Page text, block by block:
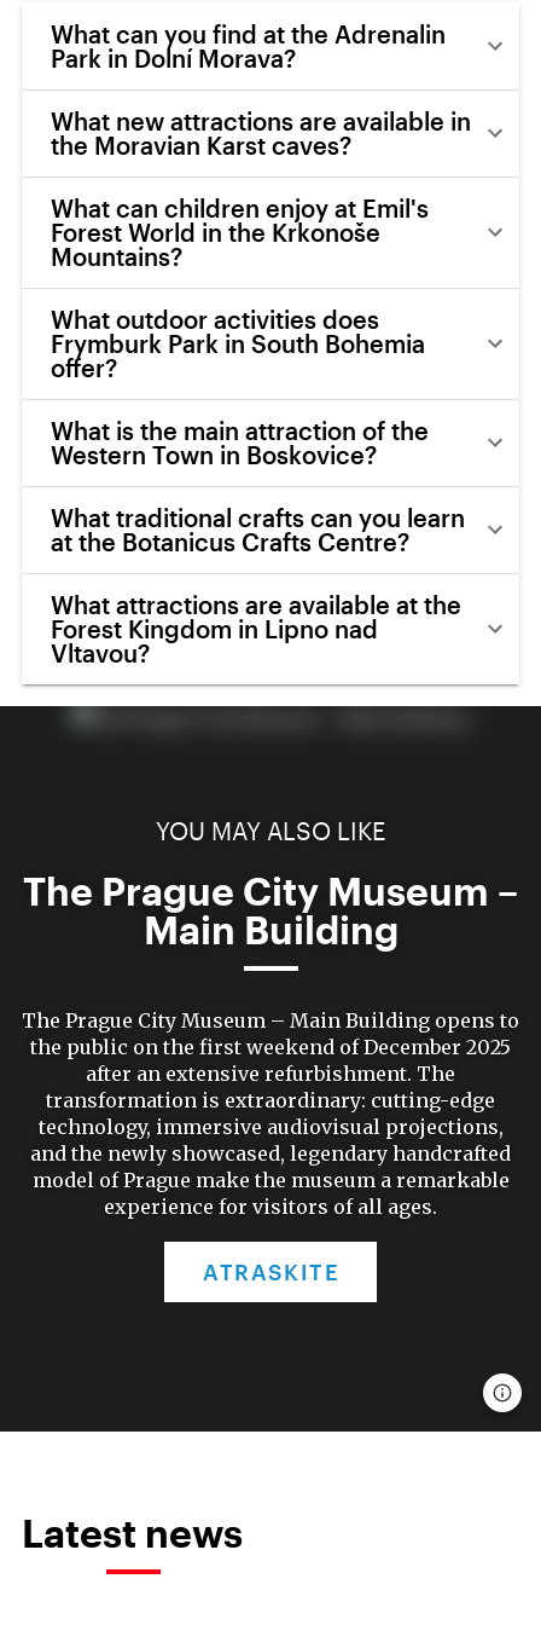
What can you find at the Adrenalin
Park in Dolní Morava?
What new attractions are available in
the Moravian Karst caves?
What can children enjoy at Emil's
Forest World in the Krkonoše
Mountains?
What outdoor activities does
Frymburk Park in South Bohemia
offer?
What is the main attraction of the
Western Town in Boskovice?
What traditional crafts can you learn
at the Botanicus Crafts Centre?
What attractions are available at the
Forest Kingdom in Lipno nad
Vltavou?
YOU MAY ALSO LIKE
The Prague City Museum –
Main Building
The Prague City Museum – Main Building opens to
the public on the first weekend of December 2025
after an extensive refurbishment. The
transformation is extraordinary: cutting-edge
technology, immersive audiovisual projections,
and the newly showcased, legendary handcrafted
model of Prague make the museum a remarkable
experience for visitors of all ages.
ATRASKITE
Latest news